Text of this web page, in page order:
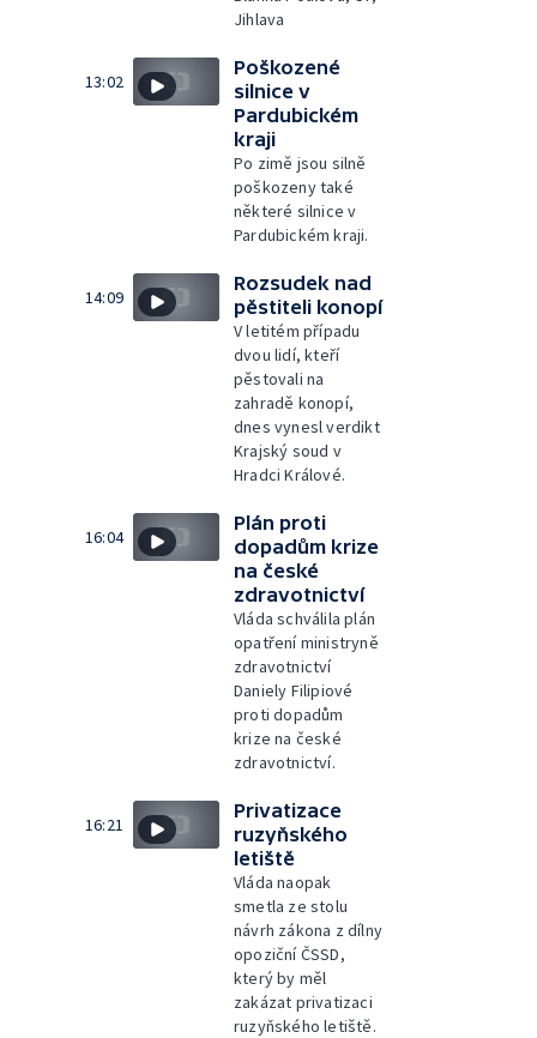
Jihlava
13:02
Poškozené
silnice v
Pardubickém
kraji
Po zimě jsou silně
poškozeny také
některé silnice v
Pardubickém kraji.
14:09
Rozsudek nad
pěstiteli konopí
V letitém případu
dvou lidí, kteří
pěstovali na
zahradě konopí,
dnes vynesl verdikt
Krajský soud v
Hradci Králové.
16:04
Plán proti
dopadům krize
na české
zdravotnictví
Vláda schválila plán
opatření ministryně
zdravotnictví
Daniely Filipiové
proti dopadům
krize na české
zdravotnictví.
16:21
Privatizace
ruzyňského
letiště
Vláda naopak
smetla ze stolu
návrh zákona z dílny
opoziční ČSSD,
který by měl
zakázat privatizaci
ruzyňského letiště.